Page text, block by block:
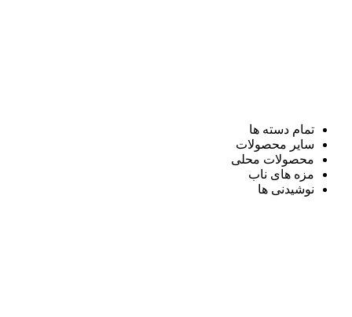
تمام دسته ها
سایر محصولات
محصولات محلی
مزه های ناب
نوشیدنی ها